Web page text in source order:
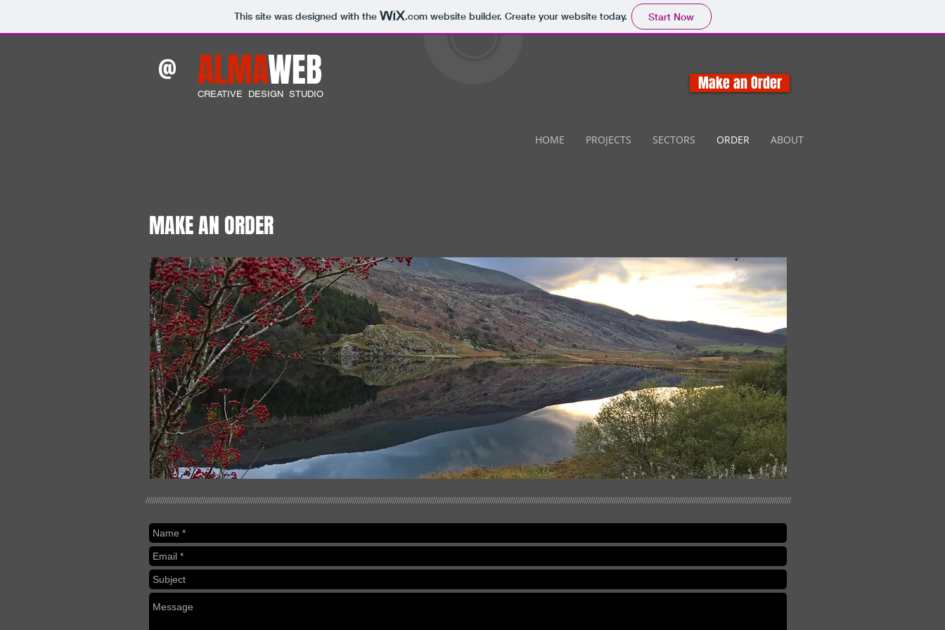
This site was designed with the .comwebsite builder. Create your website today. Start Now
@ ALMAWEB Make an Order
CREATIVE DESIGN STUDIO
HOME PROJECTS SECTORS ORDER ABOUT
MAKE AN ORDER
//////////////////////////////////////////////////////////////////////////////////////////////////////////////////////////////////////////////////////////////////////////////////////////////////////////////////////////////////////////////////////////////////////////////////////////////////////////////////